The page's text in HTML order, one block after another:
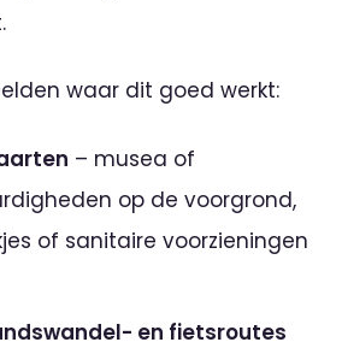
waar dit goed werkt:
– musea of
op de voorgrond,
of sanitaire voorzieningen
en fietsroutes